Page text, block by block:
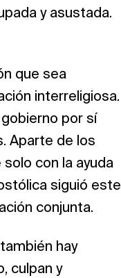
y asustada.
que sea
interreligiosa.
por sí
Aparte de los
con la ayuda
siguió este
conjunta.
hay
culpan y